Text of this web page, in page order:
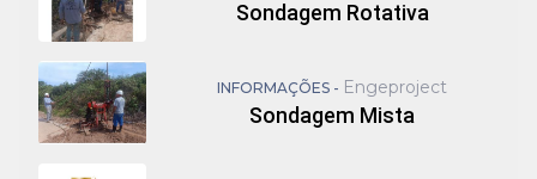
Sondagem Rotativa
INFORMAÇÕES - Engeproject
Sondagem Mista